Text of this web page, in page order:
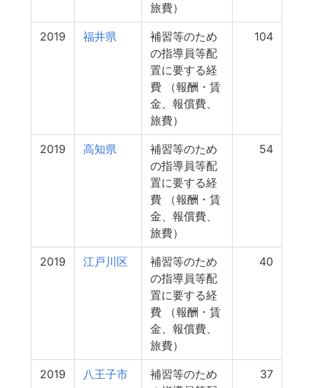
旅費）
2019 福井県
補習等のため
の指導員等配
置に要する経
費 （報酬・賃
金、報償費、
旅費）
104
2019 高知県
補習等のため
の指導員等配
置に要する経
費 （報酬・賃
金、報償費、
旅費）
54
2019 江戸川区
補習等のため
の指導員等配
置に要する経
費 （報酬・賃
金、報償費、
旅費）
40
2019 八王子市
補習等のため
37